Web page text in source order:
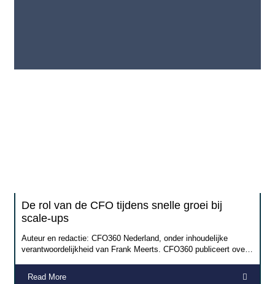
De rol van de CFO tijdens snelle groei bij
scale-ups
Auteur en redactie: CFO360 Nederland, onder inhoudelijke
verantwoordelijkheid van Frank Meerts. CFO360 publiceert over
Read More